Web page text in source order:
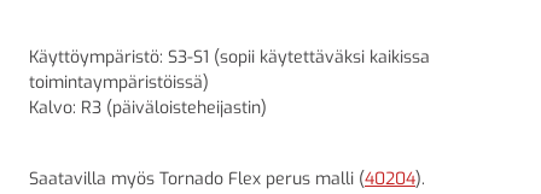
Käyttöympäristö: S3-S1 (sopii käytettäväksi kaikissa
toimintaympäristöissä)
Kalvo: R3 (päiväloisteheijastin)
Saatavilla myös Tornado Flex perus malli (40204).